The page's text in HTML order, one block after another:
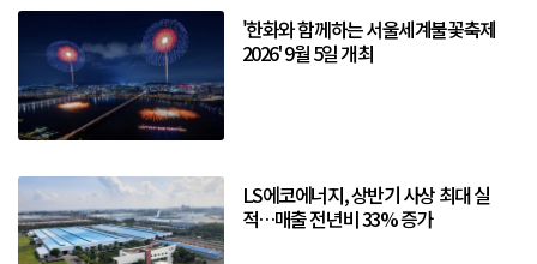
'한화와 함께하는 서울세계불꽃축제
2026' 9월 5일 개최
LS에코에너지, 상반기 사상 최대 실
적…매출 전년비 33% 증가